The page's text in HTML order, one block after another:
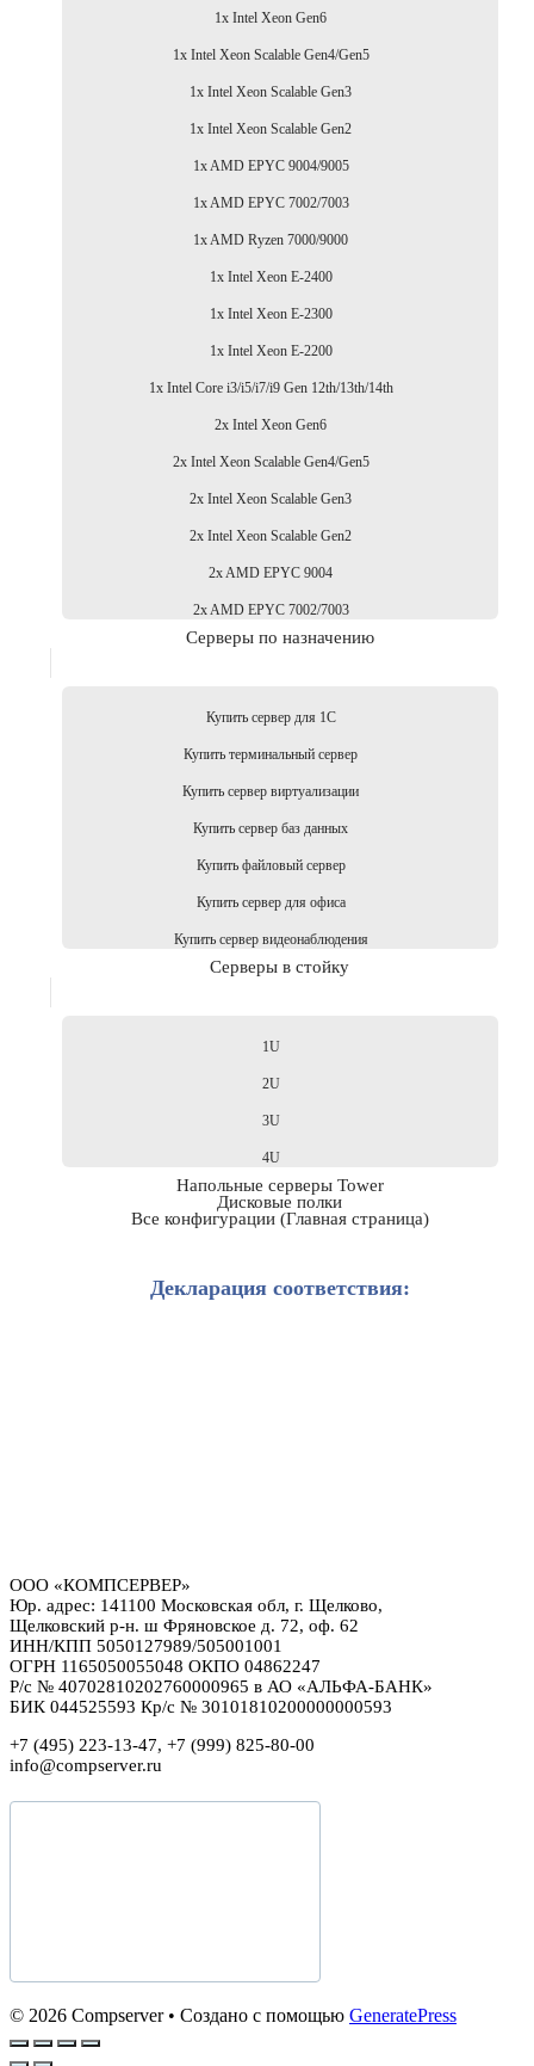
1x Intel Xeon Gen6
1x Intel Xeon Scalable Gen4/Gen5
1x Intel Xeon Scalable Gen3
1x Intel Xeon Scalable Gen2
1x AMD EPYC 9004/9005
1x AMD EPYC 7002/7003
1x AMD Ryzen 7000/9000
1x Intel Xeon E-2400
1x Intel Xeon E-2300
1x Intel Xeon E-2200
1x Intel Core i3/i5/i7/i9 Gen 12th/13th/14th
2x Intel Xeon Gen6
2x Intel Xeon Scalable Gen4/Gen5
2x Intel Xeon Scalable Gen3
2x Intel Xeon Scalable Gen2
2x AMD EPYC 9004
2x AMD EPYC 7002/7003
Серверы по назначению
Купить сервер для 1С
Купить терминальный сервер
Купить сервер виртуализации
Купить сервер баз данных
Купить файловый сервер
Купить сервер для офиса
Купить сервер видеонаблюдения
Серверы в стойку
1U
2U
3U
4U
Напольные серверы Tower
Дисковые полки
Все конфигурации (Главная страница)
Декларация соответствия:
ООО «КОМПСЕРВЕР»
Юр. адрес: 141100 Московская обл, г. Щелково,
Щелковский р-н. ш Фряновское д. 72, оф. 62
ИНН/КПП 5050127989/505001001
ОГРН 1165050055048 ОКПО 04862247
Р/с № 40702810202760000965 в АО «АЛЬФА-БАНК»
БИК 044525593 Кр/с № 30101810200000000593
+7 (495) 223-13-47, +7 (999) 825-80-00
info@compserver.ru
© 2026 Compserver• Создано с помощью GeneratePress